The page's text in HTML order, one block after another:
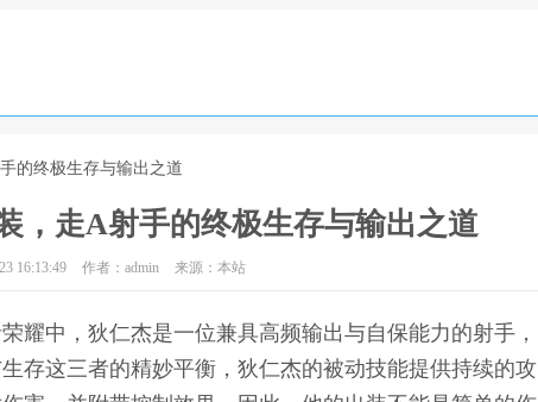
的终极生存与输出之道
，走A射手的终极生存与输出之道
16:13:49 作者：admin 来源：本站
耀中，狄仁杰是一位兼具高频输出与自保能力的射手，
存这三者的精妙平衡，狄仁杰的被动技能提供持续的攻